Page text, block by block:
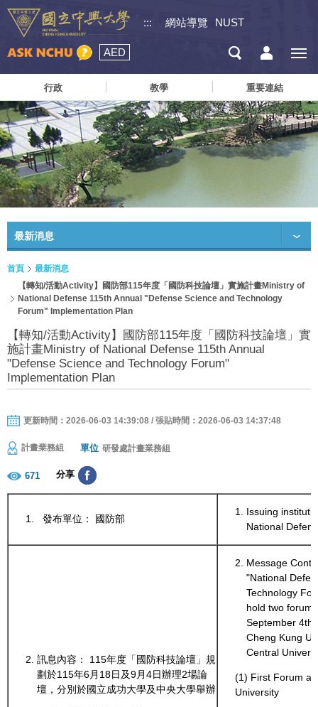
::: 網站導覽 NUST
AED
行政 教學 重要連結
最新消息
首頁
最新消息
【轉知/活動Activity】國防部115年度「國防科技論壇」實施計畫Ministry of
National Defense 115th Annual "Defense Science and Technology
Forum" Implementation Plan
【轉知/活動Activity】國防部115年度「國防科技論壇」實
施計畫Ministry of National Defense 115th Annual
"Defense Science and Technology Forum"
Implementation Plan
更新時間：2026-06-03 14:39:08 / 張貼時間：2026-06-03 14:37:48
計畫業務組 單位 研發處計畫業務組
671 分享
發布單位： 國防部
Issuing
National
訊息內容： 115年度「國防科技論壇」規
劃於115年6月18日及9月4日辦理2場論
壇，分別於國立成功大學及中央大學舉辦
Message
"National
Technology
hold two
September
Cheng Kung
Central
(1) First Forum at
University